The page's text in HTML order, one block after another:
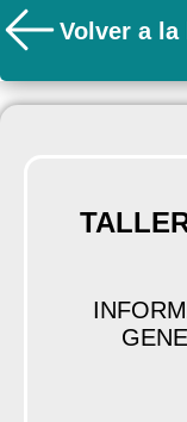
Volver a la